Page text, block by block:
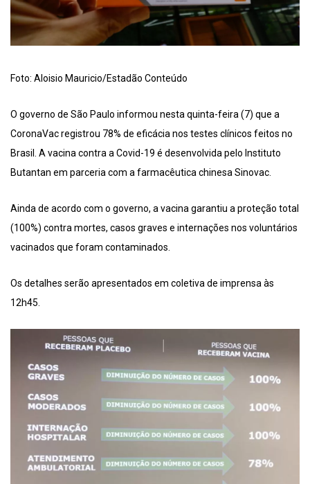
Foto: Aloisio Mauricio/Estadão Conteúdo
O governo de São Paulo informou nesta quinta-feira (7) que a
CoronaVac registrou 78% de eficácia nos testes clínicos feitos no
Brasil. A vacina contra a Covid-19 é desenvolvida pelo Instituto
Butantan em parceria com a farmacêutica chinesa Sinovac.
Ainda de acordo com o governo, a vacina garantiu a proteção total
(100%) contra mortes, casos graves e internações nos voluntários
vacinados que foram contaminados.
Os detalhes serão apresentados em coletiva de imprensa às
12h45.